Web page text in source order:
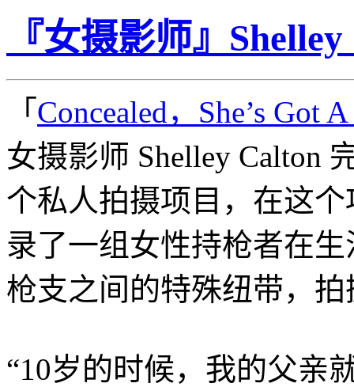
『女摄影师』
「 Concealed，She’s Got
女摄影师 Shelley Calton
个私人拍摄项目，在这
录了一组女性持枪者在
枪支之间的特殊纽带，
“10岁的时候，我的父亲